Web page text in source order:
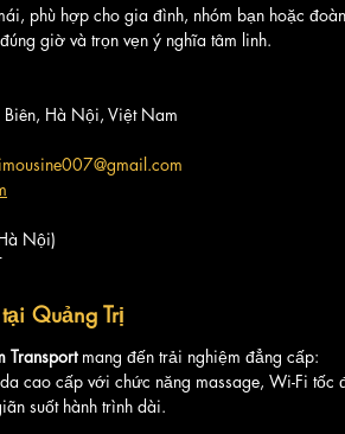
phù hợp cho gia đình, nhóm bạn hoặc
giờ và trọn vẹn ý nghĩa tâm linh.
Hà Nội, Việt Nam
Nội)
Quảng Trị
Transport mang đến trải nghiệm đẳng cấp:
cao cấp với chức năng massage, Wi-Fi tốc
suốt hành trình dài.